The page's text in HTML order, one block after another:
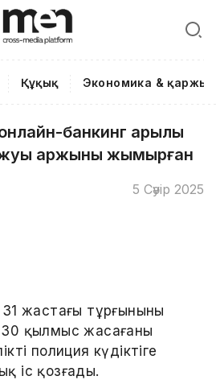
Құқық Экономика & қаржы
банкинг арқылы
қаржыны жымқырған
5 Сәуір 2025
жастағы тұрғынының
қылмыс жасағаны
полиция күдіктіге
іс қозғады.